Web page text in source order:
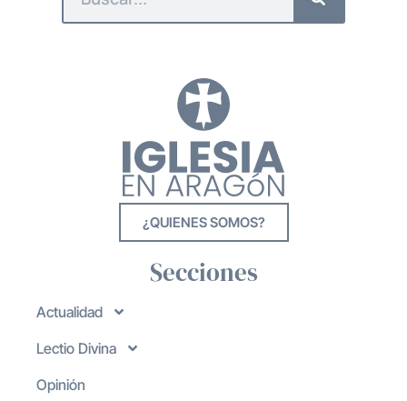
¿QUIENES SOMOS?
Secciones
Actualidad
Lectio Divina
Opinión